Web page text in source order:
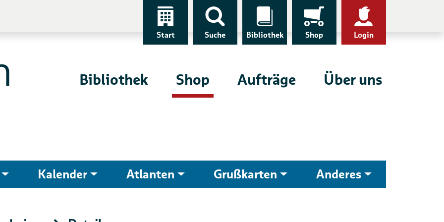
Start Suche Bibliothek Shop Login
Bibliothek Shop Aufträge Über uns
Kalender Atlanten Grußkarten Anderes